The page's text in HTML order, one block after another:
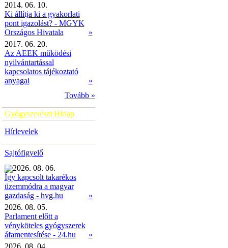
2014. 06. 10.
Ki állítja ki a gyakorlati
pont igazolást? - MGYK
Országos Hivatala
»
2017. 06. 20.
Az AEEK működési
nyilvántartással
kapcsolatos tájékoztató
anyagai
»
Tovább »
Gyógyszerészi Hírlap
Hírlevelek
Sajtófigyelő
2026. 08. 06.
Így kapcsolt takarékos
üzemmódra a magyar
gazdaság - hvg.hu
»
2026. 08. 05.
Parlament előtt a
vényköteles gyógyszerek
áfamentesítése - 24.hu
»
2026. 08. 04.